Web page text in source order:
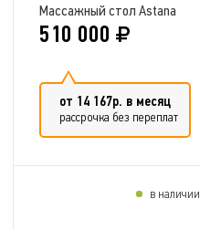
Массажный стол Astana
510 000
от 14 167р. в месяц
рассрочка без переплат
в наличии